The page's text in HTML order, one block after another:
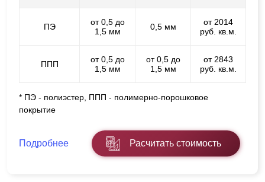
ПЭ
от 0,5 до
1,5 мм
0,5 мм
от 2014
руб. кв.м.
ППП
от 0,5 до
1,5 мм
от 0,5 до
1,5 мм
от 2843
руб. кв.м.
* ПЭ - полиэстер, ППП - полимерно-порошковое
покрытие
Подробнее Расчитать стоимость